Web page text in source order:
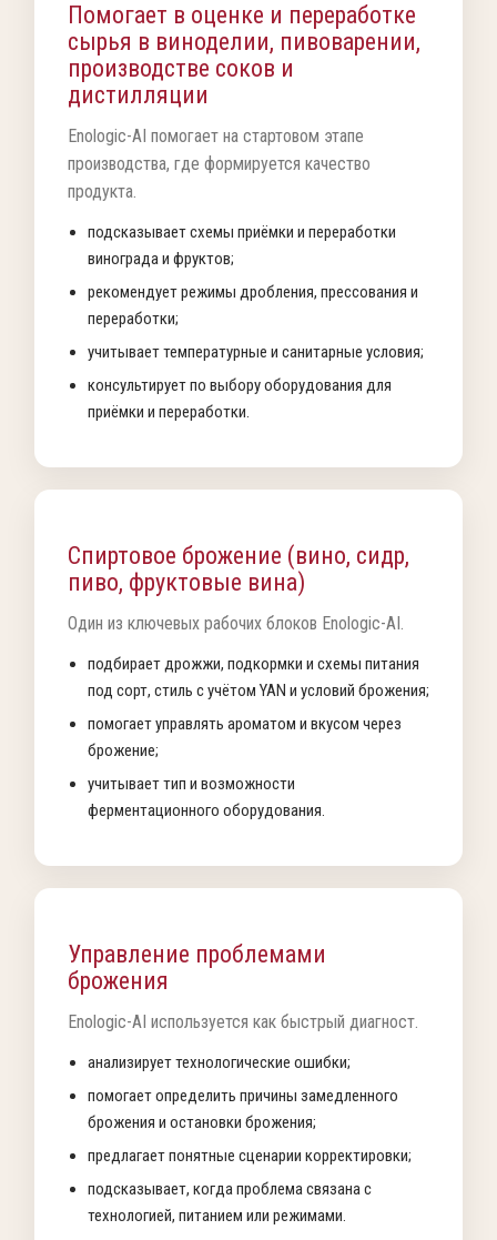
Помогает в оценке и переработке
сырья в виноделии, пивоварении,
производстве соков и
дистилляции
Enologic-AI помогает на стартовом этапе
производства, где формируется качество
продукта.
подсказывает схемы приёмки и переработки
винограда и фруктов;
рекомендует режимы дробления, прессования и
переработки;
учитывает температурные и санитарные условия;
консультирует по выбору оборудования для
приёмки и переработки.
Спиртовое брожение (вино, сидр,
пиво, фруктовые вина)
Один из ключевых рабочих блоков Enologic-AI.
подбирает дрожжи, подкормки и схемы питания
под сорт, стиль с учётом YAN и условий брожения;
помогает управлять ароматом и вкусом через
брожение;
учитывает тип и возможности
ферментационного оборудования.
Управление проблемами
брожения
Enologic-AI используется как быстрый диагност.
анализирует технологические ошибки;
помогает определить причины замедленного
брожения и остановки брожения;
предлагает понятные сценарии корректировки;
подсказывает, когда проблема связана с
технологией, питанием или режимами.